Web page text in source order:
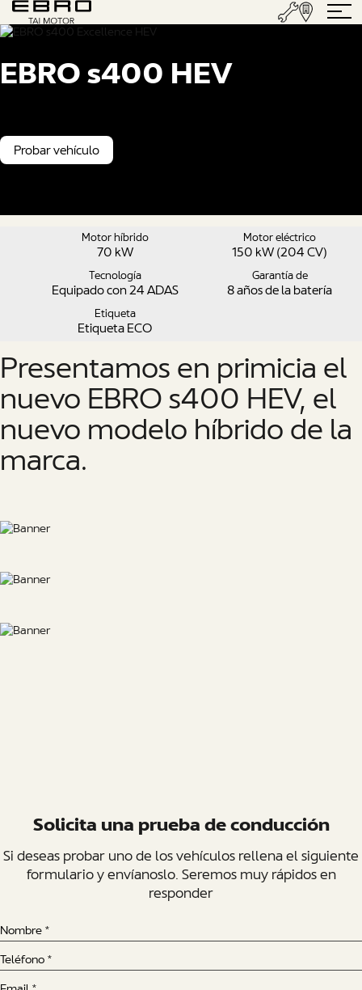
EBRO s400 HEV
Probar vehículo
Motor híbrido
70 kW
Motor eléctrico
150 kW (204 CV)
Tecnología
Equipado con 24 ADAS
Garantía de
8 años de la batería
Etiqueta
Etiqueta ECO
Presentamos en primicia el
nuevo EBRO s400 HEV, el
nuevo modelo híbrido de la
marca.
Solicita una prueba de conducción
Si deseas probar uno de los vehículos rellena el siguiente
formulario y envíanoslo. Seremos muy rápidos en
responder